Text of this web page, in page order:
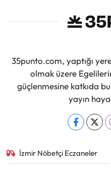
35punto.com, yaptığı
olmak üzere
güçlenmesine katkıda
yayın
İzmir Nöbetçi Eczaneler